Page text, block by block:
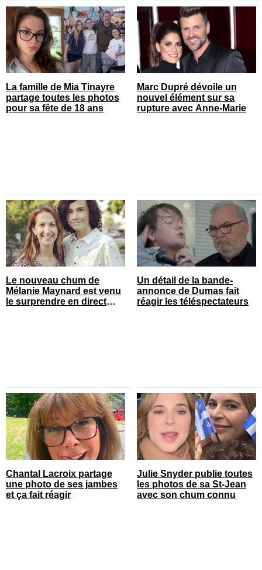
La famille de Mia Tinayre
partage toutes les photos
pour sa fête de 18 ans
Marc Dupré dévoile un
nouvel élément sur sa
rupture avec Anne-Marie
Le nouveau chum de
Mélanie Maynard est venu
le surprendre en direct
Un détail de la bande-
annonce de Dumas fait
réagir les téléspectateurs
Chantal Lacroix partage
une photo de ses jambes
et ça fait réagir
Julie Snyder publie toutes
les photos de sa St-Jean
avec son chum connu